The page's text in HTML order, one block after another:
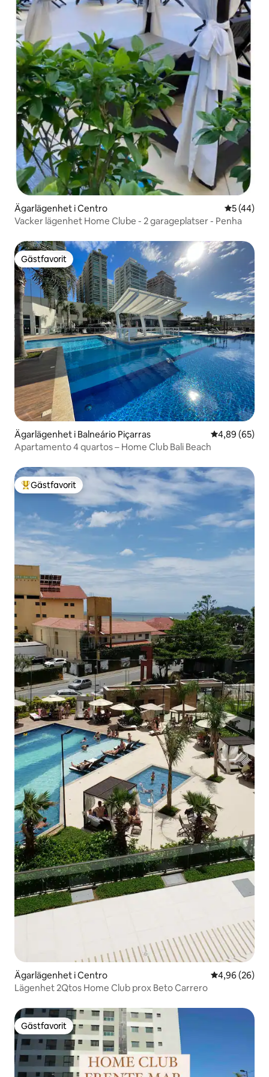
Ägarlägenhet i Centro 5 av 5 i
5 (44)
Vacker lägenhet Home Clube - 2 garageplatser - Penha
Gästfavorit
Gästfavorit
Ägarlägenhet i Balneário Piçarras 4,89 av 5 i
4,89 (65)
Apartamento 4 quartos – Home Club Bali Beach
Populär gästfavorit
Gästfavorit
Ägarlägenhet i Centro 4,96 av 5 i
4,96 (26)
Lägenhet 2Qtos Home Club prox Beto Carrero
Gästfavorit
Gästfavorit